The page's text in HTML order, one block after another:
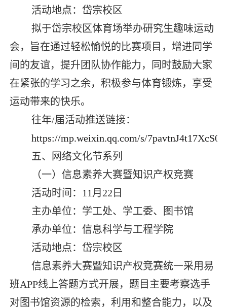
活动地点：岱宗校区
拟于岱宗校区体育场举办研究生趣味运动
会，旨在通过轻松愉悦的比赛项目，增进同学
间的友谊，提升团队协作能力，同时鼓励大家
在紧张的学习之余，积极参与体育锻炼，享受
运动带来的快乐。
往年/届活动推送链接：
https://mp.weixin.qq.com/s/
五、网络文化节系列
（一）信息素养大赛暨知识产权竞赛
活动时间： 11 月 22 日
主办单位：学工处、学工委、图书馆
承办单位：信息科学与工程学院
活动地点：岱宗校区
信息素养大赛暨知识产权竞赛统一采用易
班APP线上答题方式开展，题目主要考察选手
对图书馆资源的检索，利用和整合能力，以及